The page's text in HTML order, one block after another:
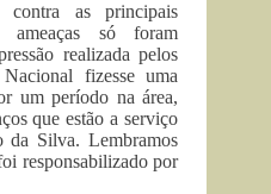
contra as principais
ameaças só foram
realizada pelos
fizesse uma
um período na área,
que estão a serviço
da Silva. Lembramos
responsabilizado por